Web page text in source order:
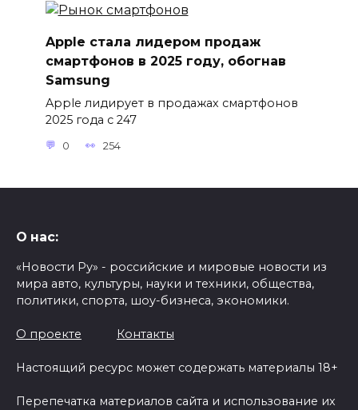
Apple стала лидером продаж
смартфонов в 2025 году, обогнав
Samsung
Apple лидирует в продажах смартфонов
2025 года с 247
0 254
О нас:
«Новости Ру» - российские и мировые новости из
мира авто, культуры, науки и техники, общества,
политики, спорта, шоу-бизнеса, экономики.
О проекте Контакты
Настоящий ресурс может содержать материалы 18+
Перепечатка материалов сайта и использование их